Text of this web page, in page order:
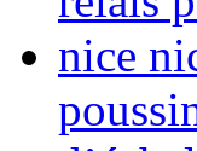
nice